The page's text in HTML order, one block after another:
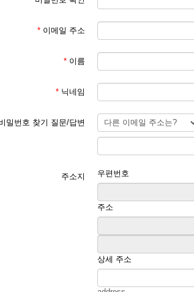
* 이메일 주소
* 이름
* 닉네임
밀번호 찾기 질문/답변
주소지 우편번호
주소
상세 주소